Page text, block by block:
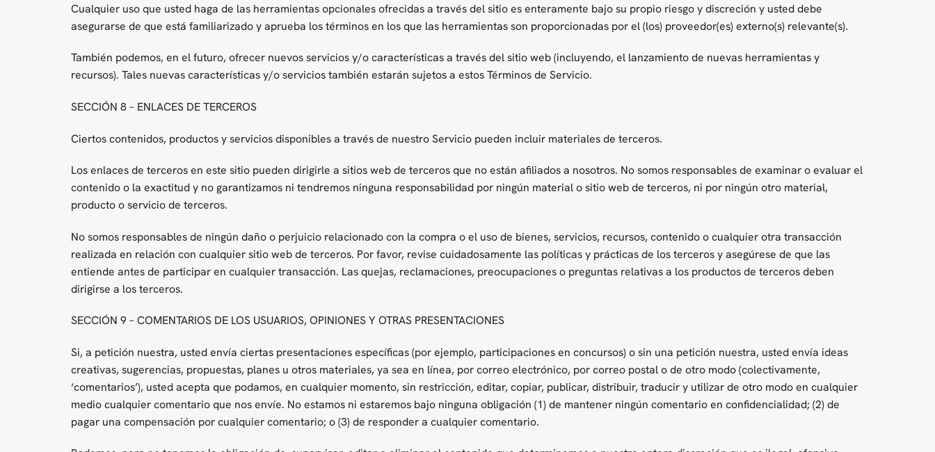
Cualquier uso que usted haga de las herramientas opcionales ofrecidas a través del sitio es enteramente bajo su propio riesgo y discreción y usted debe
asegurarse de que está familiarizado y aprueba los términos en los que las herramientas son proporcionadas por el (los) proveedor(es) externo(s) relevante(s).
También podemos, en el futuro, ofrecer nuevos servicios y/o características a través del sitio web (incluyendo, el lanzamiento de nuevas herramientas y
recursos). Tales nuevas características y/o servicios también estarán sujetos a estos Términos de Servicio.
SECCIÓN 8 – ENLACES DE TERCEROS
Ciertos contenidos, productos y servicios disponibles a través de nuestro Servicio pueden incluir materiales de terceros.
Los enlaces de terceros en este sitio pueden dirigirle a sitios web de terceros que no están afiliados a nosotros. No somos responsables de examinar o evaluar el
contenido o la exactitud y no garantizamos ni tendremos ninguna responsabilidad por ningún material o sitio web de terceros, ni por ningún otro material,
producto o servicio de terceros.
No somos responsables de ningún daño o perjuicio relacionado con la compra o el uso de bienes, servicios, recursos, contenido o cualquier otra transacción
realizada en relación con cualquier sitio web de terceros. Por favor, revise cuidadosamente las políticas y prácticas de los terceros y asegúrese de que las
entiende antes de participar en cualquier transacción. Las quejas, reclamaciones, preocupaciones o preguntas relativas a los productos de terceros deben
dirigirse a los terceros.
SECCIÓN 9 – COMENTARIOS DE LOS USUARIOS, OPINIONES Y OTRAS PRESENTACIONES
Si, a petición nuestra, usted envía ciertas presentaciones específicas (por ejemplo, participaciones en concursos) o sin una petición nuestra, usted envía ideas
creativas, sugerencias, propuestas, planes u otros materiales, ya sea en línea, por correo electrónico, por correo postal o de otro modo (colectivamente,
‘comentarios’), usted acepta que podamos, en cualquier momento, sin restricción, editar, copiar, publicar, distribuir, traducir y utilizar de otro modo en cualquier
medio cualquier comentario que nos envíe. No estamos ni estaremos bajo ninguna obligación (1) de mantener ningún comentario en confidencialidad; (2) de
pagar una compensación por cualquier comentario; o (3) de responder a cualquier comentario.